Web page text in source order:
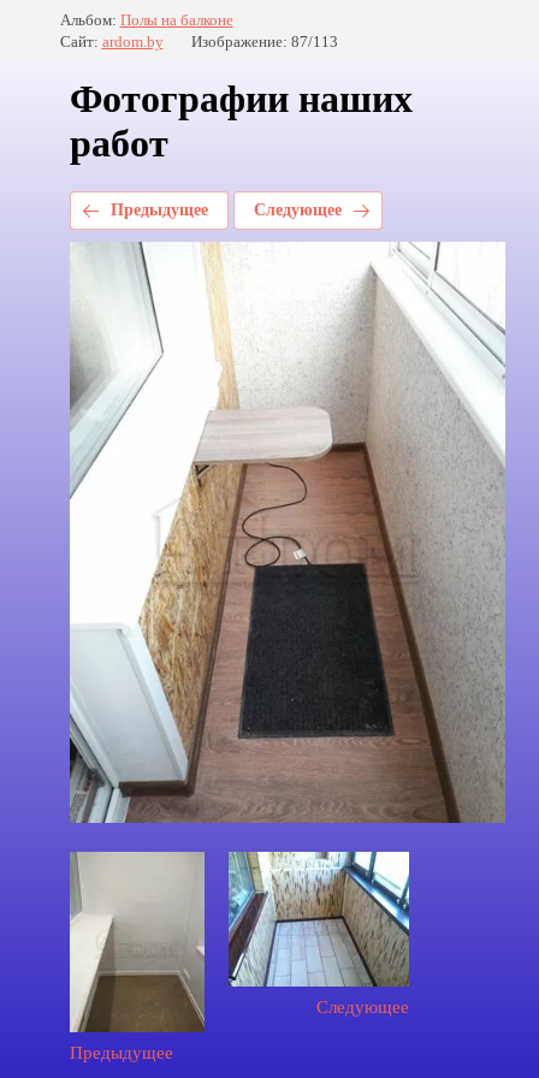
Альбом: Полы на балконе
Сайт: ardom.by Изображение: 87/113
Фотографии наших
работ
Предыдущее Следующее
Предыдущее
Следующее